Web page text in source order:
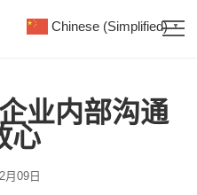
业内部沟通
心
月09日
Chinese (Simplified) ▼